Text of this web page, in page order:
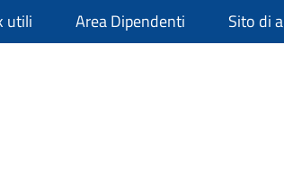
utili Area Dipendenti Sito di